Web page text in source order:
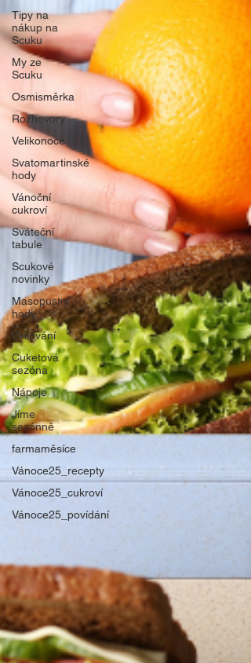
Tipy na
nákup na
Scuku
My ze
Scuku
Osmisměrka
Rozhovory
Velikonoce
Svatomartinské
hody
Vánoční
cukroví
Sváteční
tabule
Scukové
novinky
Masopustní
hody
Grilování
Cuketová
sezóna
Nápoje
Jíme
sezónně
farmaměsíce
Vánoce25_recepty
Vánoce25_cukroví
Vánoce25_povídání